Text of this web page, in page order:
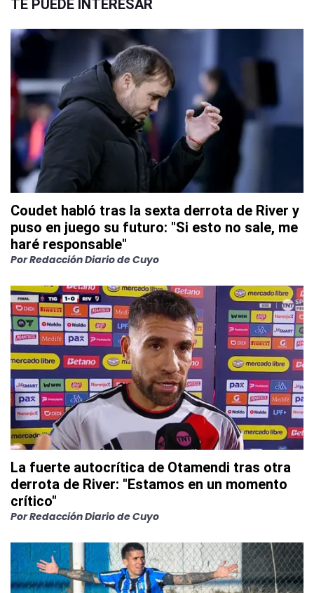
TE PUEDE INTERESAR
Coudet habló tras la sexta derrota de River y
puso en juego su futuro: "Si esto no sale, me
haré responsable"
PorRedacción Diario de Cuyo
La fuerte autocrítica de Otamendi tras otra
derrota de River: "Estamos en un momento
crítico"
PorRedacción Diario de Cuyo